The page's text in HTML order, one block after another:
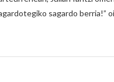
sagardo berria!”